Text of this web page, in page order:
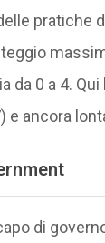
pratiche
da 0 a 4. Qui
e ancora
di